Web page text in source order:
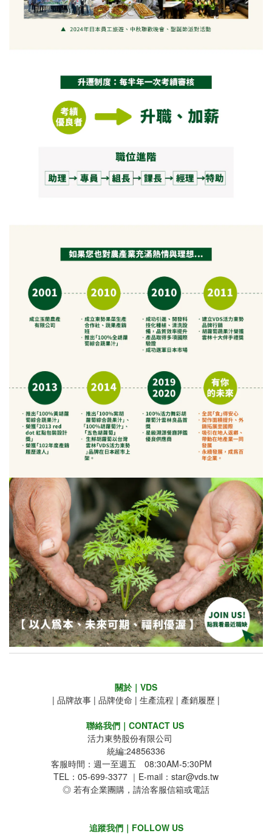
關於｜VDS
| 品牌故事 | 品牌使命 | 生產流程 | 產銷履歷 |
聯絡我們｜CONTACT US
活力東勢股份有限公司
統編:24856336
客服時間：週一至週五 08:30AM-5:30PM
TEL：05-699-3377 ｜E-mail：star@vds.tw
◎ 若有企業團購，請洽客服信箱或電話
追蹤我們｜FOLLOW US